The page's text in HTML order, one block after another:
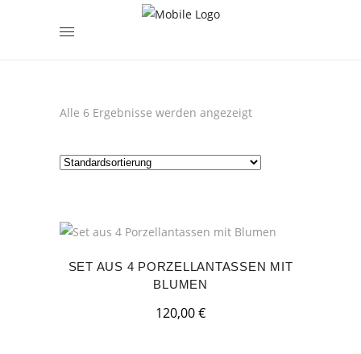
Alle 6 Ergebnisse werden angezeigt
SET AUS 4 PORZELLANTASSEN MIT
BLUMEN
120,00€